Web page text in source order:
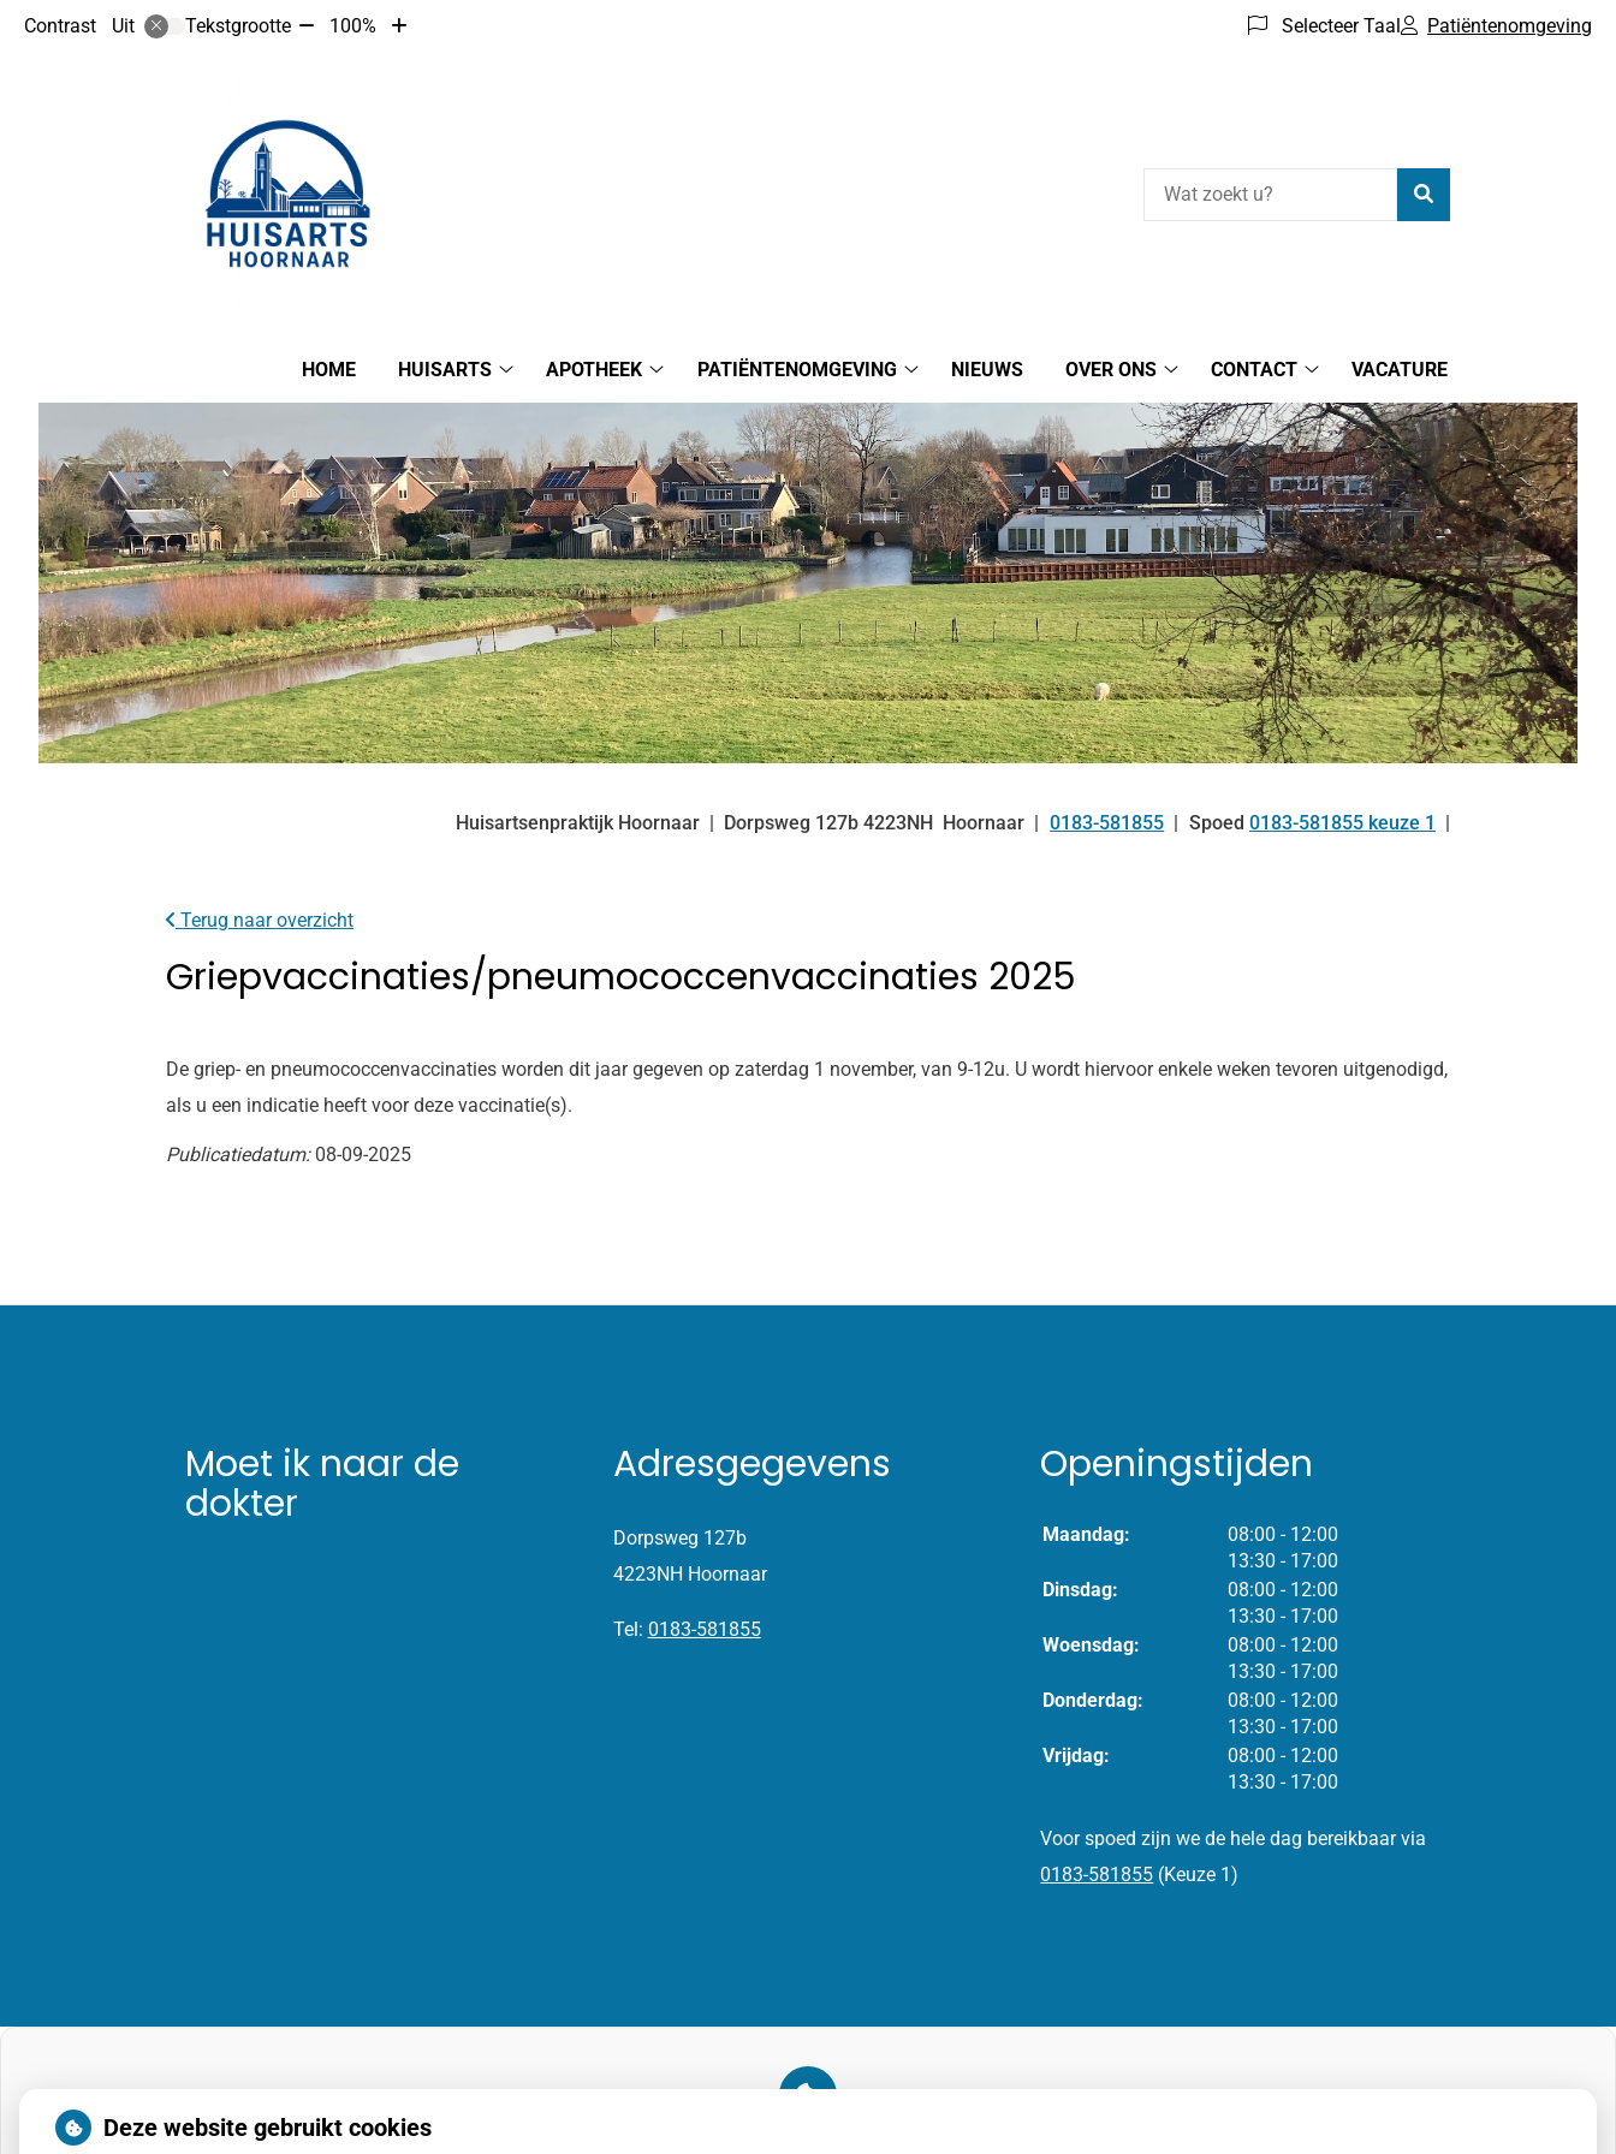
Contrast Uit Tekstgrootte Tekst100%
Tekst
Selecteer Taal Patiëntenomgeving
Hoofdmenu
HOME
HUISARTS
APOTHEEK
PATIËNTENOMGEVING
NIEUWS
OVER ONS
ons
submenu
CONTACT
submenu
VACATURE
Huisartsenpraktijk Hoornaar Dorpsweg 127b 4223NH Hoornaar Tel:
0183-581855 Spoed 0183-581855 keuze 1
Terug naar overzicht
Griepvaccinaties/pneumococcenvaccinaties 2025
De griep- en pneumococcenvaccinaties worden dit jaar gegeven op zaterdag 1 november, van 9-12u. U wordt hiervoor enkele weken tevoren uitgenodigd,
als u een indicatie heeft voor deze vaccinatie(s).
Publicatiedatum: 08-09-2025
Moet ik naar de
dokter
Adresgegevens
Dorpsweg 127b
4223NH Hoornaar
Tel: 0183-581855
Openingstijden
Maandag: 08:00 tot
- 12:00
13:30 tot
- 17:00
Dinsdag:
08:00 tot
- 12:00
13:30 tot
- 17:00
Woensdag:
08:00 tot
- 12:00
13:30 tot
- 17:00
Donderdag:
08:00 tot
- 12:00
13:30 tot
- 17:00
Vrijdag:
08:00 tot
- 12:00
13:30 tot
- 17:00
Voor spoed zijn we de hele dag bereikbaar via
0183-581855 (Keuze 1)
Deze website gebruikt cookies